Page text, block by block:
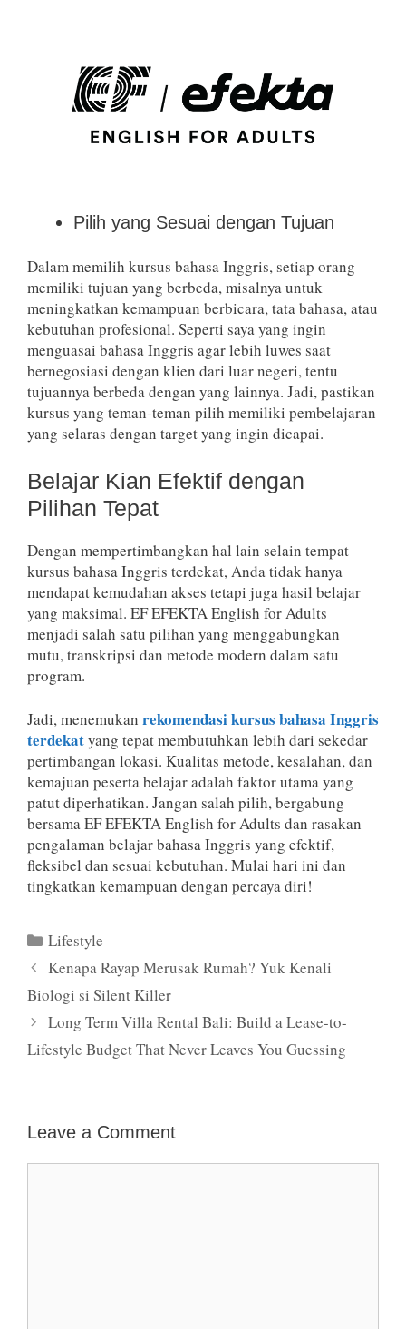
Pilih yang Sesuai dengan Tujuan
Dalam memilih kursus bahasa Inggris, setiap orang
memiliki tujuan yang berbeda, misalnya untuk
meningkatkan kemampuan berbicara, tata bahasa, atau
kebutuhan profesional. Seperti saya yang ingin
menguasai bahasa Inggris agar lebih luwes saat
bernegosiasi dengan klien dari luar negeri, tentu
tujuannya berbeda dengan yang lainnya. Jadi, pastikan
kursus yang teman-teman pilih memiliki pembelajaran
yang selaras dengan target yang ingin dicapai.
Belajar Kian Efektif dengan
Pilihan Tepat
Dengan mempertimbangkan hal lain selain tempat
kursus bahasa Inggris terdekat, Anda tidak hanya
mendapat kemudahan akses tetapi juga hasil belajar
yang maksimal. EF EFEKTA English for Adults
menjadi salah satu pilihan yang menggabungkan
mutu, transkripsi dan metode modern dalam satu
program.
Jadi, menemukan rekomendasi kursus bahasa Inggris
terdekatyang tepat membutuhkan lebih dari sekedar
pertimbangan lokasi. Kualitas metode, kesalahan, dan
kemajuan peserta belajar adalah faktor utama yang
patut diperhatikan. Jangan salah pilih, bergabung
bersama EF EFEKTA English for Adults dan rasakan
pengalaman belajar bahasa Inggris yang efektif,
fleksibel dan sesuai kebutuhan. Mulai hari ini dan
tingkatkan kemampuan dengan percaya diri!
Categories
Lifestyle
Kenapa Rayap Merusak Rumah? Yuk Kenali
Biologi si Silent Killer
Long Term Villa Rental Bali: Build a Lease-to-
Lifestyle Budget That Never Leaves You Guessing
Leave a Comment